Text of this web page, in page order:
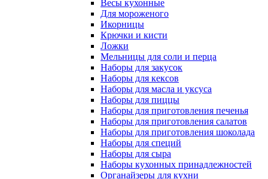
Весы кухонные
Для мороженого
Икорницы
Крючки и кисти
Ложки
Мельницы для соли и перца
Наборы для закусок
Наборы для кексов
Наборы для масла и уксуса
Наборы для пиццы
Наборы для приготовления печенья
Наборы для приготовления салатов
Наборы для приготовления шоколада
Наборы для специй
Наборы для сыра
Наборы кухонных принадлежностей
Органайзеры для кухни